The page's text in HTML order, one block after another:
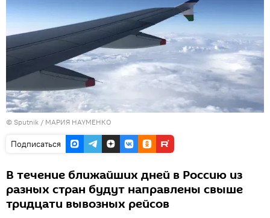
© Sputnik / МАРИЯ НАУМЕНКО
Подписаться
В течение ближайших дней в Россию из
разных стран будут направлены свыше
тридцати вывозных рейсов